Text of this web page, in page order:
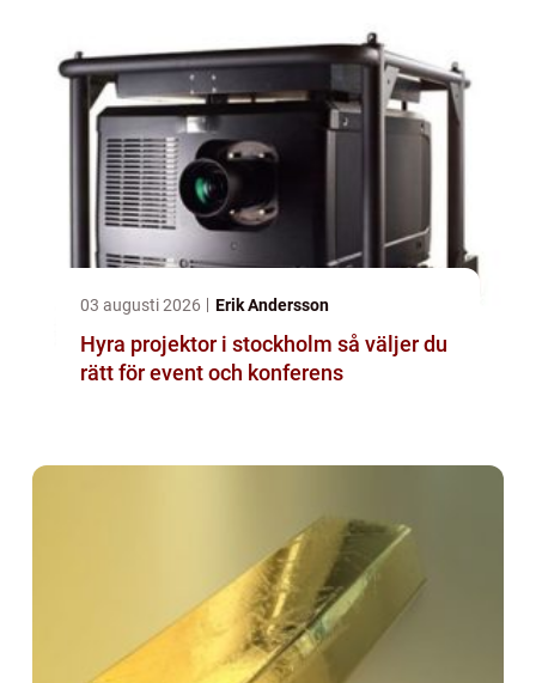
03 augusti 2026 Erik Andersson
Hyra projektor i stockholm så väljer du
rätt för event och konferens